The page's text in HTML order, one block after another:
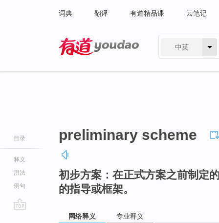
词典 翻译 有道精品课 云笔记
中英
目录
释义
用法
例句
preliminary scheme
初步方案：在正式方案之前制定
的指导或框架。
网络释义 专业释义